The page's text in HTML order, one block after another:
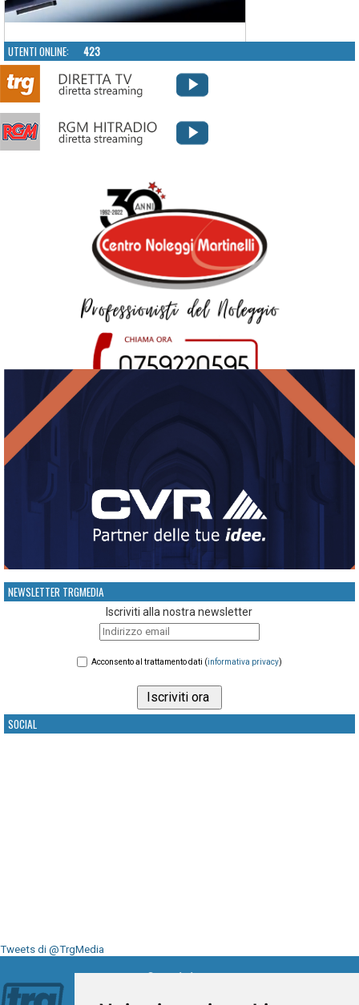
UTENTI ONLINE: 423
NEWSLETTER TRGMEDIA
Iscriviti alla nostra newsletter
Acconsento al trattamento dati (informativa privacy)
SOCIAL
Tweets di @TrgMedia
Seguici su